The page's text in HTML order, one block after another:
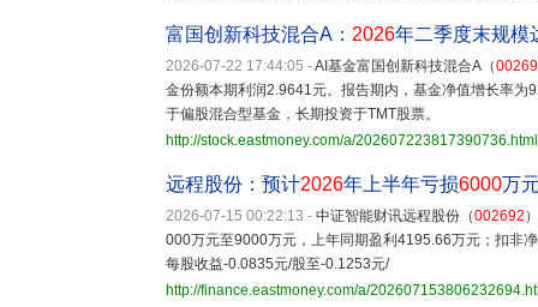
富国创新科技混合A： 2026年二季度末规模
2026-07-22 17:44:05 -AI基金富国创新科技混合A（
金份额本期利润2.9641元。报告期内，基金净值增长
于偏股混合型基金，长期投资于TMT股票。
http://stock.eastmoney.com/a/202607223817390736.html
远程股份：预计2026年上半年亏损6000万
2026-07-15 00:22:13 - 中证智能财讯远程股份（002692
000万元至9000万元，上年同期盈利4195.66万元；扣非
每股收益-0.0835元/股至-0.1253元/
http://finance.eastmoney.com/a/